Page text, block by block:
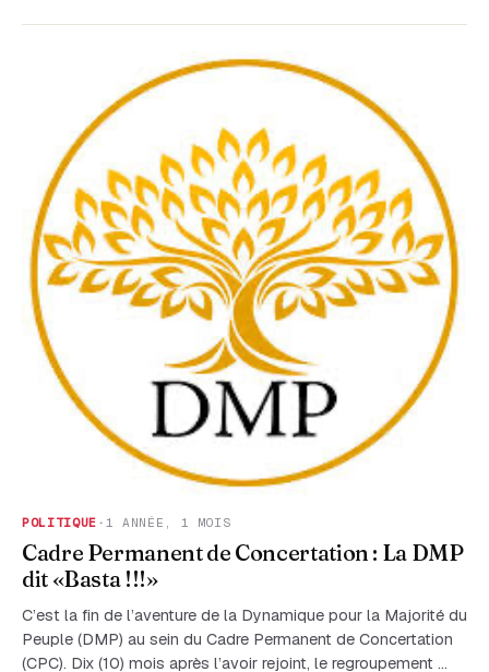
POLITIQUE · 1 ANNÉE, 1 MOIS
Cadre Permanent de Concertation : La DMP
dit «Basta !!!»
C’est la fin de l’aventure de la Dynamique pour la Majorité du
Peuple (DMP) au sein du Cadre Permanent de Concertation
(CPC). Dix (10) mois après l’avoir rejoint, le regroupement …